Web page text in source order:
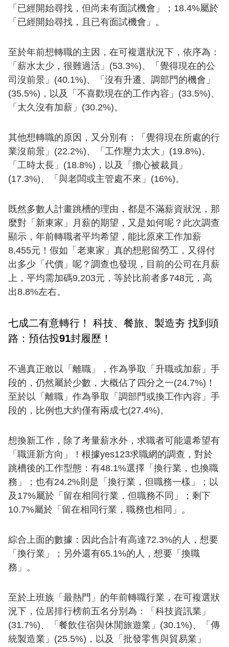
「已經開始尋找，但尚未有面試機會」；18.4%屬於
「已經開始尋找，且已有面試機會」。
至於年前想轉職的主因，在可複選狀況下，依序為：
「薪水太少，很難過活」(53.3%)、「覺得現在的公
司沒前景」(40.1%)、「沒有升遷、調部門的機會」
(35.5%)，以及「不喜歡現在的工作內容」(33.5%)、
「太久沒有加薪」(30.2%)。
其他想轉職的原因，又分別有：「覺得現在所處的行
業沒前景」(22.2%)、「工作壓力太大」(19.8%)、
「工時太長」(18.8%)，以及「擔心被裁員」
(17.3%)、「與老闆或主管處不來」(16%)。
既然多數人計畫跳槽的理由，都是不滿薪資狀況，那
麼對「新東家」月薪的期望，又是如何呢？此次調查
顯示，年前轉職者平均希望，能比原來工作加薪
8,455元！假如「老東家」真的想慰留勞工，又得付
出多少「代價」呢？調查也發現，目前的公司在月薪
上，平均需加碼9,203元，等於比前者多748元，高
出8.8%左右。
七成二有意轉行！ 科技、餐旅、製造夯 找到頭
路：預估投91封履歷！
不過真正敢以「離職」，作為爭取「升職或加薪」手
段的，仍然屬於少數，大概佔了四分之一(24.7%)！
至於以「離職」作為爭取「調部門或換工作內容」手
段的，比例也大約僅有兩成七(27.4%)。
想換新工作，除了考量薪水外，求職者可能還希望有
「職涯新方向」！根據yes123求職網的調查，對於
跳槽後的工作型態：有48.1%選擇「換行業，也換職
務」；也有24.2%則是「換行業，但職務一樣」；以
及17%屬於「留在相同行業，但職務不同」；剩下
10.7%屬於「留在相同行業，職務也相同」。
綜合上面的數據：因此合計有高達72.3%的人，想要
「換行業」；另外還有65.1%的人，想要「換職
務」。
至於上班族「最熱門」的年前轉職行業，在可複選狀
況下，位居排行榜前五名分別為：「科技資訊業」
(31.7%)、「餐飲住宿與休閒旅遊業」(30.1%)、「傳
統製造業」(25.5%)，以及「批發零售與貿易業」